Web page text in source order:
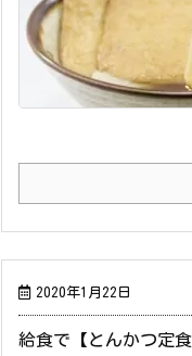
2020年1月22日
給食で【とんかつ定